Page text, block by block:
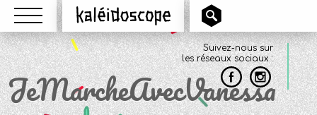
Menu Kaléidoscope
Suivez-nous sur
les réseaux sociaux :
JeMarcheAvecVanessa